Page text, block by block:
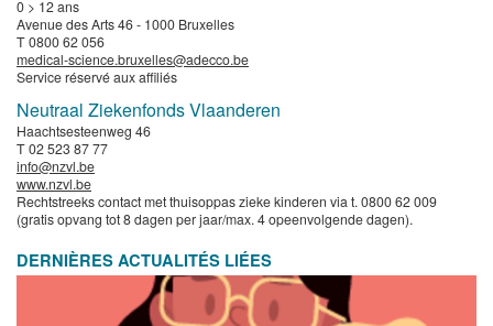
0 > 12 ans
Avenue des Arts 46 - 1000 Bruxelles
T 0800 62 056
medical-science.bruxelles@adecco.be
Service réservé aux affiliés
Neutraal Ziekenfonds Vlaanderen
Haachtsesteenweg 46
T 02 523 87 77
info@nzvl.be
www.nzvl.be
Rechtstreeks contact met thuisoppas zieke kinderen via t. 0800 62 009
(gratis opvang tot 8 dagen per jaar/max. 4 opeenvolgende dagen).
DERNIÈRES ACTUALITÉS LIÉES